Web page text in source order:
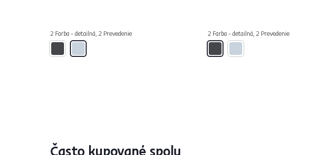
2 Farba - detailná, 2 Prevedenie 2 Farba - detailná, 2 Prevedenie
Často kupované spolu